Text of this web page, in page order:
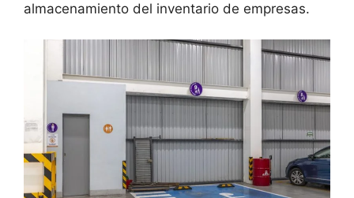
almacenamiento del inventario de empresas.